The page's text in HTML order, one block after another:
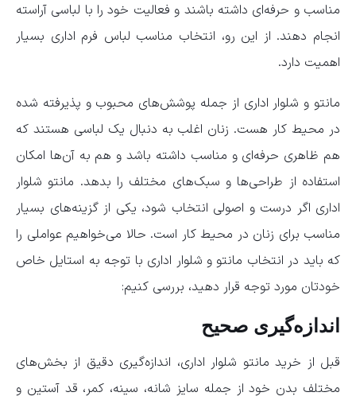
مناسب و حرفه‌ای داشته باشند و فعالیت خود را با لباسی آراسته
انجام دهند. از این رو، انتخاب مناسب لباس فرم اداری بسیار
اهمیت دارد.
مانتو و شلوار اداری از جمله پوشش‌های محبوب و پذیرفته شده
در محیط کار هست. زنان اغلب به دنبال یک لباسی هستند که
هم ظاهری حرفه‌ای و مناسب داشته باشد و هم به آن‌ها امکان
استفاده از طراحی‌ها و سبک‌های مختلف را بدهد. مانتو شلوار
اداری اگر درست و اصولی انتخاب شود، یکی از گزینه‌های بسیار
مناسب برای زنان در محیط کار است. حالا می‌خواهیم عواملی را
که باید در انتخاب مانتو و شلوار اداری با توجه به استایل خاص
خودتان مورد توجه قرار دهید، بررسی کنیم:
اندازه‌گیری صحیح
قبل از خرید مانتو شلوار اداری، اندازه‌گیری دقیق از بخش‌های
مختلف بدن خود از جمله سایز شانه، سینه، کمر، قد آستین و